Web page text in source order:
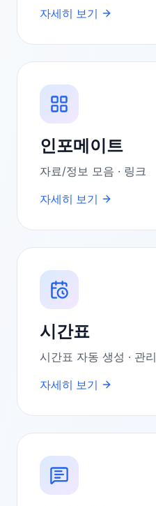
자세히 보기
인포메이트
자료/정보 모음 · 링크
자세히 보기
시간표
시간표 자동 생성 · 관리
자세히 보기